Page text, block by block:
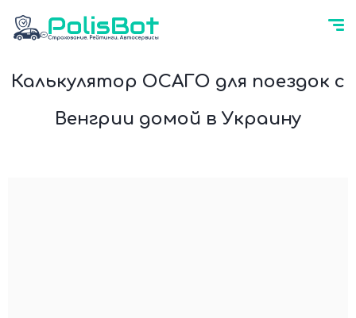
Калькулятор ОСАГО для поездок с
Венгрии домой в Украину